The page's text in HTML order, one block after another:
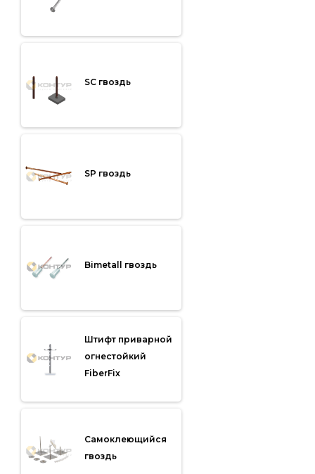
SC гвоздь
SP гвоздь
Bimetall гвоздь
Штифт приварной
огнестойкий
FiberFix
Самоклеющийся
гвоздь